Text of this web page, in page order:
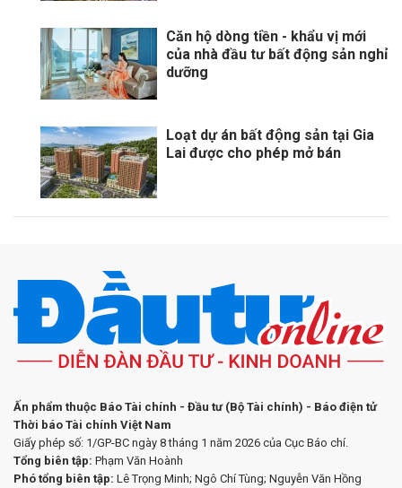
Căn hộ dòng tiền - khẩu vị mới
của nhà đầu tư bất động sản nghỉ
dưỡng
Loạt dự án bất động sản tại Gia
Lai được cho phép mở bán
Ấn phẩm thuộc Báo Tài chính - Đầu tư (Bộ Tài chính) - Báo điện tử
Thời báo Tài chính Việt Nam
Giấy phép số: 1/GP-BC ngày 8 tháng 1 năm 2026 của Cục Báo chí.
Tổng biên tập: Phạm Văn Hoành
Phó tổng biên tập: Lê Trọng Minh; Ngô Chí Tùng; Nguyễn Văn Hồng